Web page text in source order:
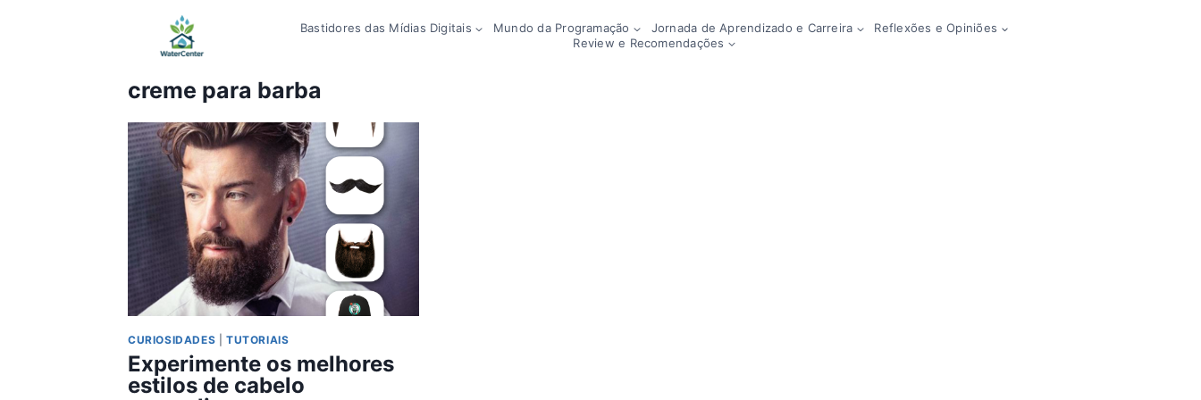
Bastidores das Mídias Digitais Mundo da Programação Jornada de Aprendizado e Carreira
Reflexões e Opiniões
Review e Recomendações
creme para barba
CURIOSIDADES TUTORIAIS
Experimente os melhores
estilos de cabelo